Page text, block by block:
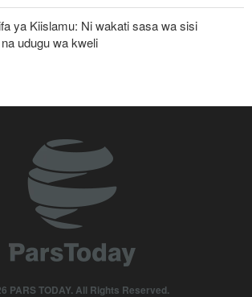
ya Kiislamu: Ni wakati sasa wa sisi
udugu wa kweli
huko Kyiv
washinda katika uteuzi wa wagombea wa
wa US
ya Marekani yakipungua
Mkuu Iran asema vikosi vya Marekani
PARS TODAY. All Rights Reserved.